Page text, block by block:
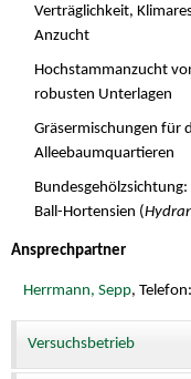
Verträglichkeit,
Anzucht
Hochstammanzucht
robusten Unterlagen
Gräsermischungen für
Alleebaumquartieren
Ball-Hortensien (
Ansprechpartner
Herrmann, Sepp,
Versuchsbetrieb